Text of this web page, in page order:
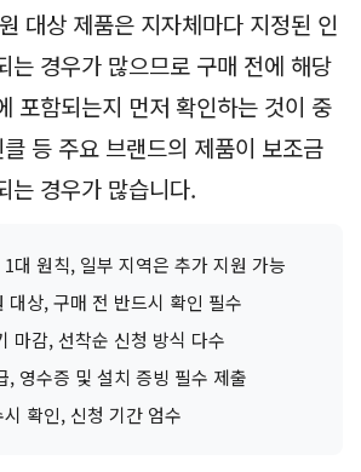
대상 제품은 지자체마다 지정된 인
는 경우가 많으므로 구매 전에 해당
포함되는지 먼저 확인하는 것이 중
등 주요 브랜드의 제품이 보조금
는 경우가 많습니다.
대 원칙, 일부 지역은 추가 지원 가능
대상, 구매 전 반드시 확인 필수
마감, 선착순 신청 방식 다수
, 영수증 및 설치 증빙 필수 제출
확인, 신청 기간 엄수